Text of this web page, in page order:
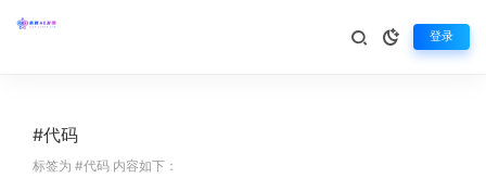
登录
#代码
标签为 #代码 内容如下：